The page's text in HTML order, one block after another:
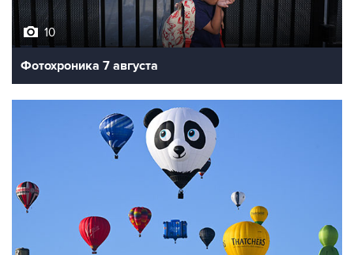
10
Фотохроника 7 августа